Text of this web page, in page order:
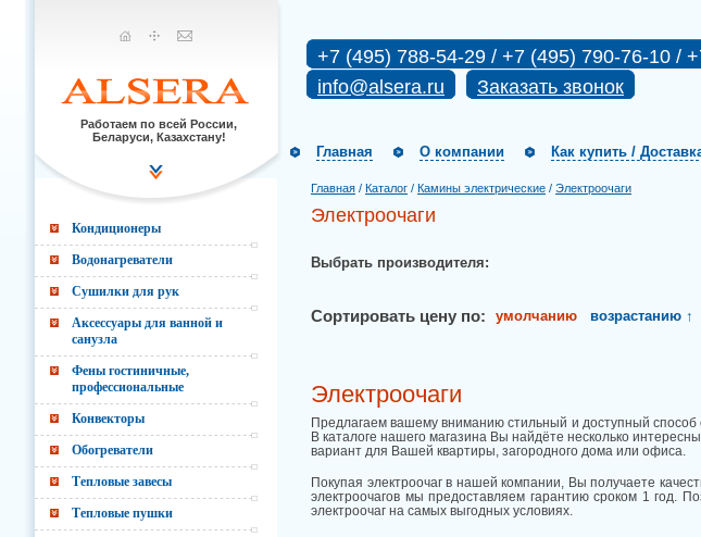
Работаем по всей России,
Беларуси, Казахстану!
+7 (495) 788-54-29 / +7 (495) 790-76-10 /
info@alsera.ru
Заказать звонок
Главная О компании Как купить /
Главная / Каталог / Камины электрические / Электроочаги
Электроочаги
Выбрать производителя:
Сортировать цену по: умолчанию возрастанию ↑
Электроочаги
Предлагаем вашему вниманию стильный и доступный
В каталоге нашего магазина Вы найдёте несколько
вариант для Вашей квартиры, загородного дома или офиса.
Покупая электроочаг в нашей компании, Вы получаете
электроочагов мы предоставляем гарантию сроком 1 год.
электроочаг на самых выгодных условиях.
Кондиционеры
Водонагреватели
Сушилки для рук
Аксессуары для ванной и
санузла
Фены гостиничные,
профессиональные
Конвекторы
Обогреватели
Тепловые завесы
Тепловые пушки